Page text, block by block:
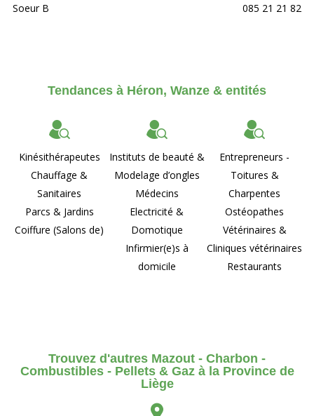
Soeur B
085 21 21 82
Tendances à Héron, Wanze & entités
Kinésithérapeutes
Chauffage &
Sanitaires
Parcs & Jardins
Coiffure (Salons de)
Instituts de beauté &
Modelage d’ongles
Médecins
Electricité &
Domotique
Infirmier(e)s à
domicile
Entrepreneurs -
Toitures &
Charpentes
Ostéopathes
Vétérinaires &
Cliniques vétérinaires
Restaurants
Trouvez d'autres Mazout - Charbon -
Combustibles - Pellets & Gaz à la Province de
Liège